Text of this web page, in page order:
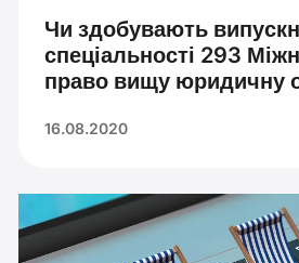
Чи здобувають
спеціальності 293
право вищу юридичну
16.08.2020